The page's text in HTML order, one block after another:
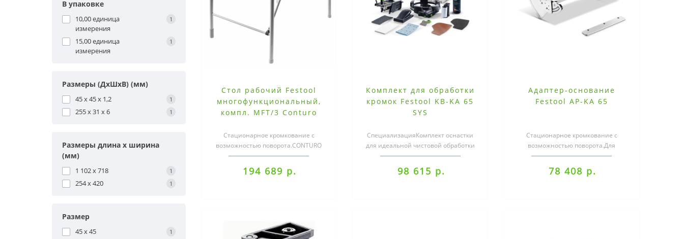
В упаковке
10,00 единица
измерения
1
15,00 единица
измерения
1
Размеры (ДxШxВ) (мм)
45 x 45 x 1,2 1
255 x 31 x 6 1
Размеры длина х ширина
(мм)
1 102 x 718 1
254 x 420 1
Размер
45 x 45 1
Стол рабочий Festool
многофункциональный,
компл. MFT/3 Conturo
Стационарное кромкование с
возможностью поворота.CONTURO
можно использовать и для
стационарной работ..
194 689 р.
Комплект для обработки
кромок Festool KB-KA 65
SYS
СпециализацияКомплект оснастки
для идеальной чистовой обработки
кромок..
98 615 р.
Адаптер-основание
Festool AP-KA 65
Стационарное кромкование с
возможностью поворота.Для
стационарного использования
кромкооблицовочной ..
78 408 р.